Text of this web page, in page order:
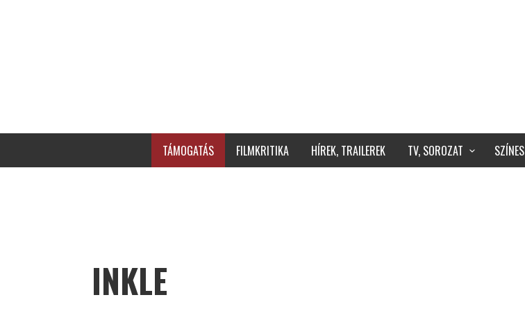
TÁMOGATÁS FILMKRITIKA HÍREK, TRAILEREK TV, SOROZAT SZÍNES
INKLE